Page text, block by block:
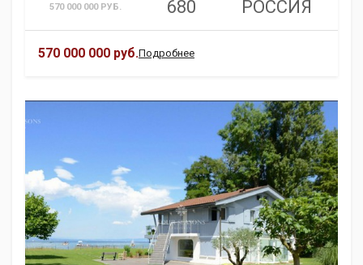
570 000 000 РУБ.
680 РОССИЯ
570 000 000 руб.Подробнее